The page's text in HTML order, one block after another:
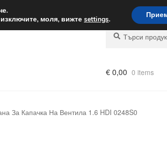
Доставка по целия свят
Търсене
Търсене
€0,00 0 items
За Капачка На Вентила 1.6 HDI 0248S0
моля, вижте settings.